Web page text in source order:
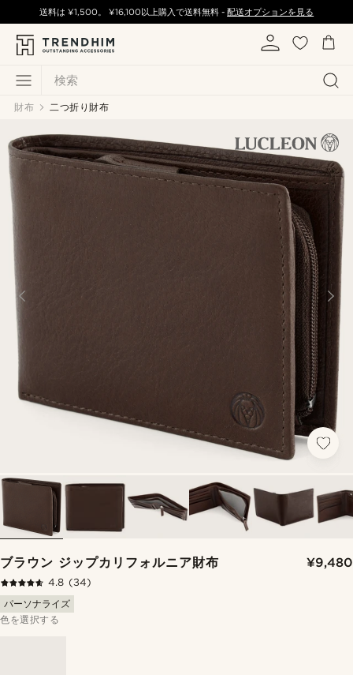
検索
送料は ¥1,500。 ¥16,100以上購入で送料無料 -配送オプションを見る
財布 二つ折り財布
ブラウン ジップカリフォルニア財布 ¥9,480
4.8 (34)
パーソナライズ
色を選択する